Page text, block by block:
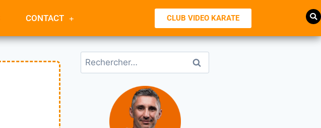
CONTACT CLUB VIDEO KARATE